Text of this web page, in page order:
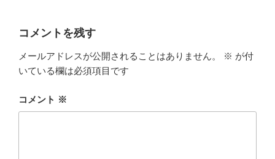
コメントを残す
メールアドレスが公開されることはありません。 ※ が付
いている欄は必須項目です
コメント ※